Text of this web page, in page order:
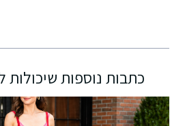
כתבות נוספות שיכולות